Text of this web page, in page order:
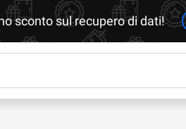
sconto sul recupero di dati!